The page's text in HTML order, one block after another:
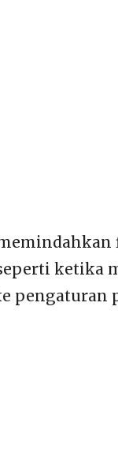
ketika
pengaturan